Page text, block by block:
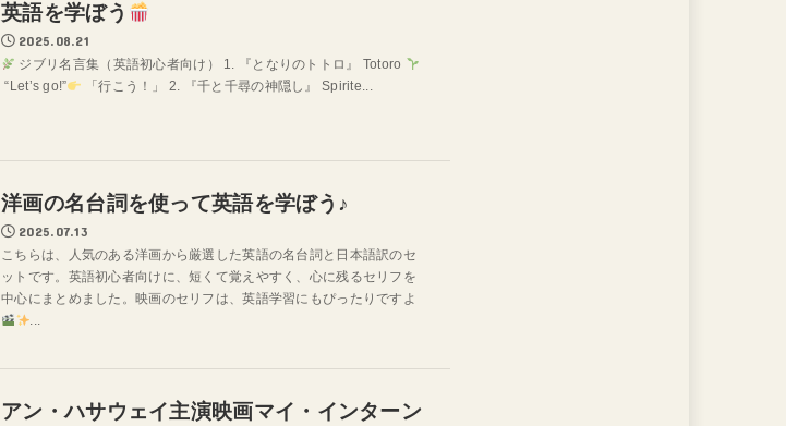
英語を学ぼう
2025.08.21
ジブリ名言集（英語初心者向け） 1. 『となりのトトロ』 Totoro
“Let’s go!”
「行こう！」 2. 『千と千尋の神隠し』 Spirite...
洋画の名台詞を使って英語を学ぼう♪
2025.07.13
こちらは、人気のある洋画から厳選した英語の名台詞と日本語訳のセ
ットです。英語初心者向けに、短くて覚えやすく、心に残るセリフを
中心にまとめました。映画のセリフは、英語学習にもぴったりですよ
アン・ハサウェイ主演映画マイ・インターン